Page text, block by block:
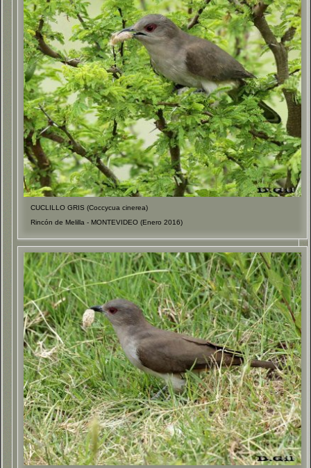
CUCLILLO GRIS (Coccycua cinerea)
Rincón de Melilla - MONTEVIDEO (Enero 2016)